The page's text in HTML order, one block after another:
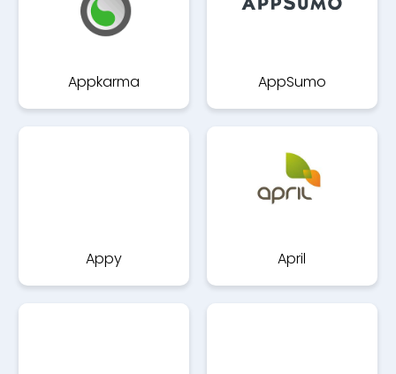
Appkarma AppSumo
Appy April